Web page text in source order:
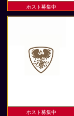
ホスト募集中
ホスト募集中